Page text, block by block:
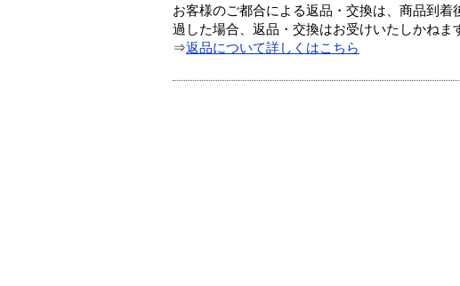
お客様のご都合による返品・交換は、商品到
過した場合、返品・交換はお受けいたしかねま
⇒返品について詳しくはこちら